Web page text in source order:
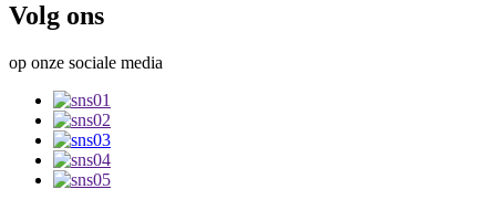
Volg ons
op onze sociale media